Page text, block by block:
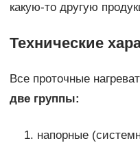
какую-то другую
Технические
Все проточные
две группы:
напорные